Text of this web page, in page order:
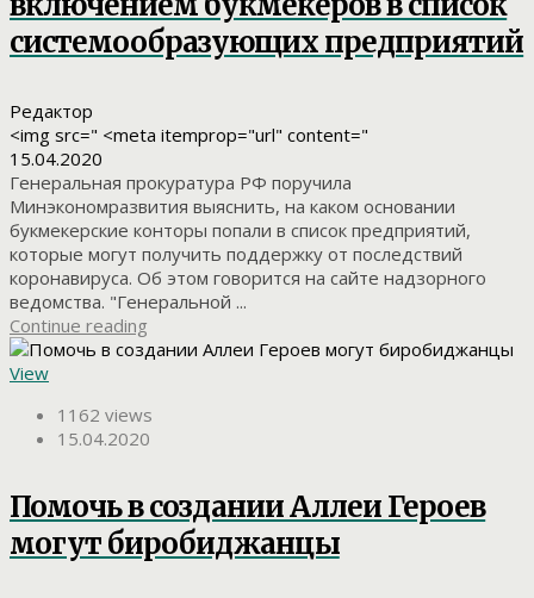
системообразующих предприятий
Редактор
<img src=" <meta itemprop="url" content="
15.04.2020
Генеральная прокуратура РФ поручила
Минэкономразвития выяснить, на каком основании
букмекерские конторы попали в список предприятий,
которые могут получить поддержку от последствий
коронавируса. Об этом говорится на сайте надзорного
ведомства. "Генеральной ...
Continue reading
View
1162 views
15.04.2020
Помочь в создании Аллеи Героев
могут биробиджанцы